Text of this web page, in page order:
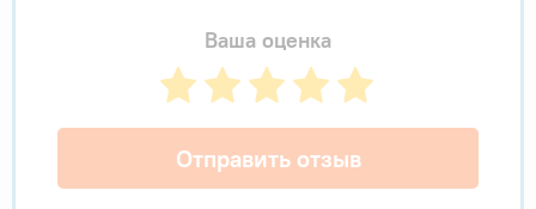
Ваша оценка
Отправить отзыв